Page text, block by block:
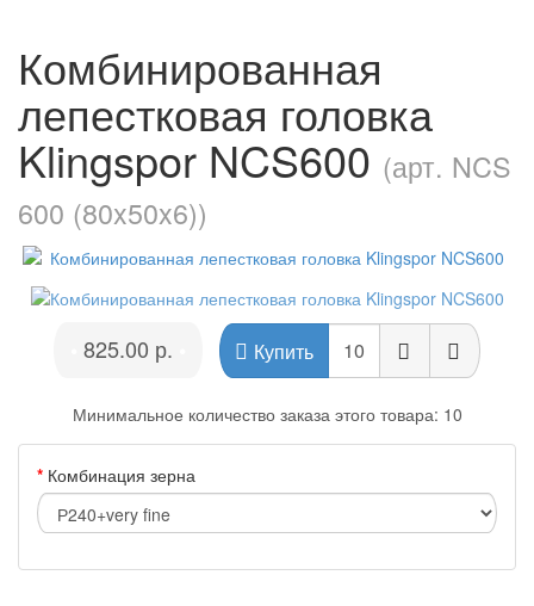
Комбинированная
лепестковая головка
Klingspor NCS600 (арт. NCS
600 (80x50x6))
825.00 р. Купить
Минимальное количество заказа этого товара: 10
Комбинация зерна